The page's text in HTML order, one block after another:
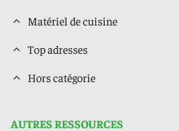
Matériel de cuisine
Top adresses
Hors catégorie
AUTRES RESSOURCES